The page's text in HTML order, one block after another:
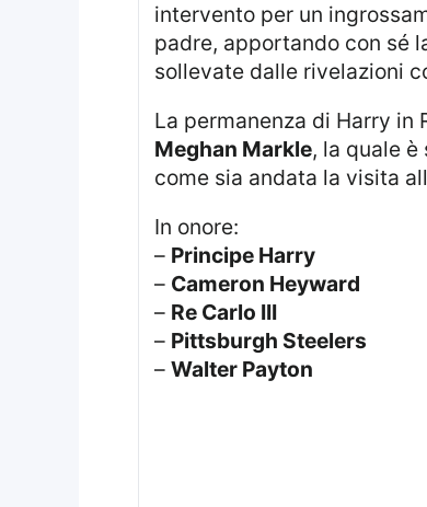
intervento per un
padre, apportando con sé
sollevate dalle rivelazioni
La permanenza di Harry
Meghan Markle, la quale
come sia andata la visita
In onore:
– Principe Harry
– Cameron Heyward
– Re Carlo III
– Pittsburgh Steelers
– Walter Payton